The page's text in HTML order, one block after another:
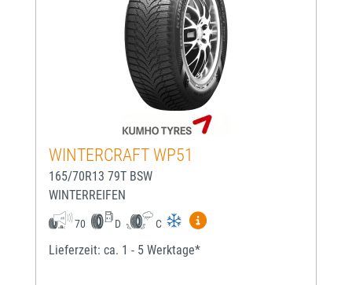
WINTERCRAFT WP51
165/70R13 79T BSW
WINTERREIFEN
70 D C
Mehr Informationen zum
Lieferzeit: ca. 1 - 5 Werktage*